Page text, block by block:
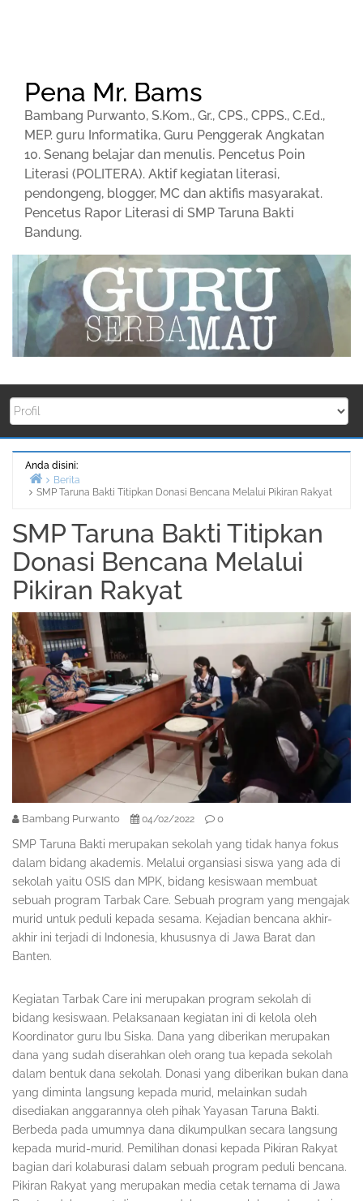
Pena Mr. Bams
Bambang Purwanto, S.Kom., Gr., CPS., CPPS., C.Ed.,
MEP. guru Informatika, Guru Penggerak Angkatan
10. Senang belajar dan menulis. Pencetus Poin
Literasi (POLITERA). Aktif kegiatan literasi,
pendongeng, blogger, MC dan aktifis masyarakat.
Pencetus Rapor Literasi di SMP Taruna Bakti
Bandung.
Anda disini:
Beranda
Berita
SMP Taruna Bakti Titipkan Donasi Bencana Melalui Pikiran Rakyat
SMP Taruna Bakti Titipkan
Donasi Bencana Melalui
Pikiran Rakyat
Bambang Purwanto 04/02/2022 0
SMP Taruna Bakti merupakan sekolah yang tidak hanya fokus
dalam bidang akademis. Melalui organsiasi siswa yang ada di
sekolah yaitu OSIS dan MPK, bidang kesiswaan membuat
sebuah program Tarbak Care. Sebuah program yang mengajak
murid untuk peduli kepada sesama. Kejadian bencana akhir-
akhir ini terjadi di Indonesia, khususnya di Jawa Barat dan
Banten.
Kegiatan Tarbak Care ini merupakan program sekolah di
bidang kesiswaan. Pelaksanaan kegiatan ini di kelola oleh
Koordinator guru Ibu Siska. Dana yang diberikan merupakan
dana yang sudah diserahkan oleh orang tua kepada sekolah
dalam bentuk dana sekolah. Donasi yang diberikan bukan dana
yang diminta langsung kepada murid, melainkan sudah
disediakan anggarannya oleh pihak Yayasan Taruna Bakti.
Berbeda pada umumnya dana dikumpulkan secara langsung
kepada murid-murid. Pemilihan donasi kepada Pikiran Rakyat
bagian dari kolaburasi dalam sebuah program peduli bencana.
Pikiran Rakyat yang merupakan media cetak ternama di Jawa